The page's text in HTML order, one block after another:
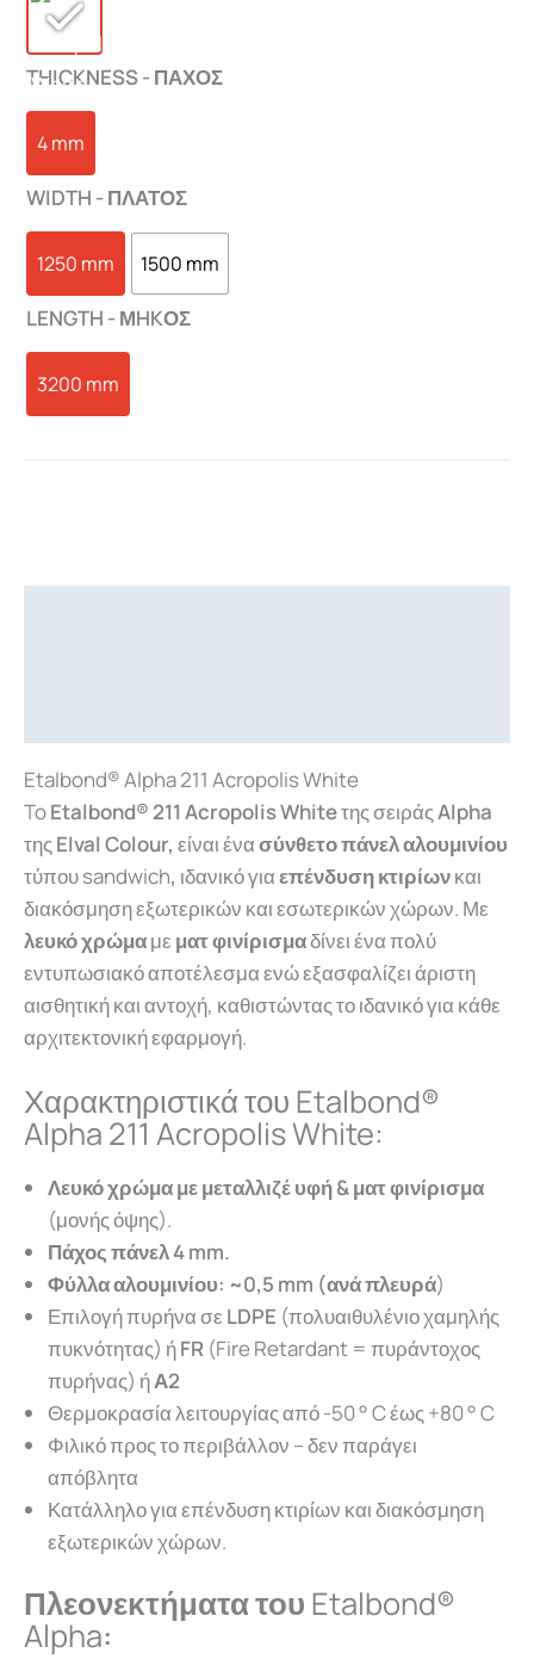
THICKNESS - ΠΑΧΟΣ
4 mm
WIDTH - ΠΛΑΤΟΣ
1250 mm 1500 mm
LENGTH - ΜHKΟΣ
3200 mm
Etalbond® Alpha 211 Acropolis White
ToEtalbond® 211 Acropolis Whiteτης σειράςAlpha
της Elval Colour, είναι ένασύνθετο πάνελ αλουμινίου
τύπου sandwich, ιδανικό γιαεπένδυση κτιρίωνκαι
διακόσμηση εξωτερικών και εσωτερικών χώρων. Με
λευκό χρώμαμε ματ φινίρισμαδίνει ένα πολύ
εντυπωσιακό αποτέλεσμα ενώ εξασφαλίζει άριστη
αισθητική και αντοχή, καθιστώντας το ιδανικό για κάθε
αρχιτεκτονική εφαρμογή.
Χαρακτηριστικά του Etalbond®
Alpha 211 Acropolis White:
Λευκό χρώμα με μεταλλιζέ υφή & ματ φινίρισμα
(μονής όψης).
Πάχος πάνελ 4 mm.
Φύλλα αλουμινίου: ~0,5 mm (ανάπλευρά)
Επιλογή πυρήνα σε LDPE (πολυαιθυλένιοχαμηλής
πυκνότητας) ήFR (Fire Retardant = πυράντοχος
πυρήνας) ήΑ2
Θερμοκρασία λειτουργίας από -50 ° C έως +80 ° C
Φιλικό προς το περιβάλλον – δεν παράγει
απόβλητα
Κατάλληλο για επένδυση κτιρίων και διακόσμηση
εξωτερικών χώρων.
Πλεονεκτήματα του Etalbond®
Alpha: